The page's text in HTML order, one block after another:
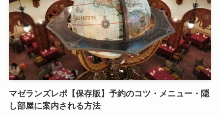
マゼランズレポ【保存版】予約のコツ・メニュー・隠
し部屋に案内される方法